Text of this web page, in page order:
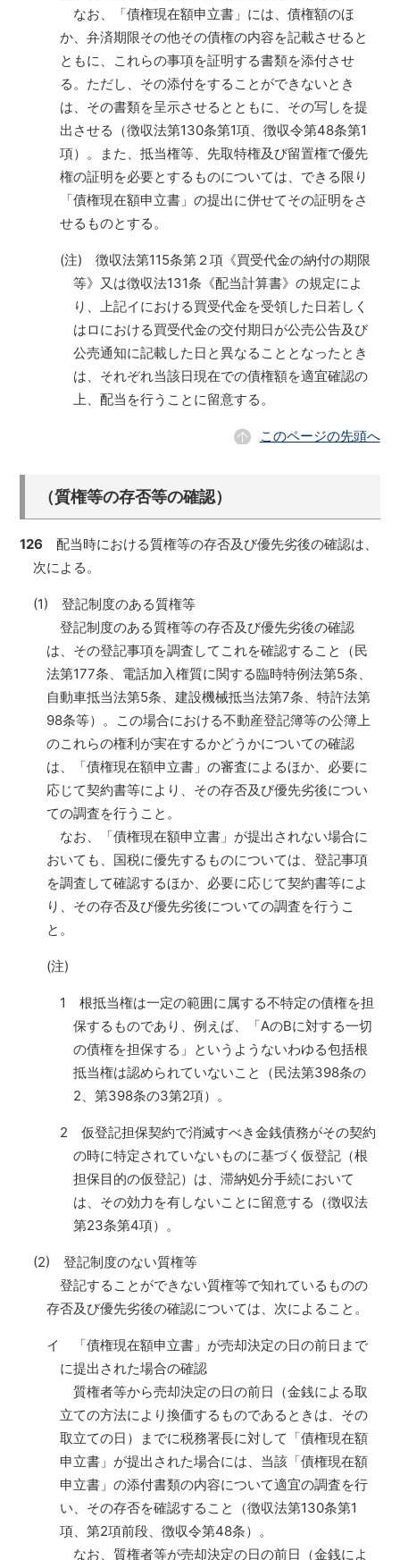
なお、「債権現在額申立書」には、債権額のほ
か、弁済期限その他その債権の内容を記載させると
ともに、これらの事項を証明する書類を添付させ
る。ただし、その添付をすることができないとき
は、その書類を呈示させるとともに、その写しを提
出させる（徴収法第130条第1項、徴収令第48条第1
項）。また、抵当権等、先取特権及び留置権で優先
権の証明を必要とするものについては、できる限り
「債権現在額申立書」の提出に併せてその証明をさ
せるものとする。
(注) 徴収法第115条第２項《買受代金の納付の期限
等》又は徴収法131条《配当計算書》の規定によ
り、上記イにおける買受代金を受領した日若しく
はロにおける買受代金の交付期日が公売公告及び
公売通知に記載した日と異なることとなったとき
は、それぞれ当該日現在での債権額を適宜確認の
上、配当を行うことに留意する。
このページの先頭へ
（質権等の存否等の確認）
126 配当時における質権等の存否及び優先劣後の確認は、
次による。
(1) 登記制度のある質権等
登記制度のある質権等の存否及び優先劣後の確認
は、その登記事項を調査してこれを確認すること（民
法第177条、電話加入権質に関する臨時特例法第5条、
自動車抵当法第5条、建設機械抵当法第7条、特許法第
98条等）。この場合における不動産登記簿等の公簿上
のこれらの権利が実在するかどうかについての確認
は、「債権現在額申立書」の審査によるほか、必要に
応じて契約書等により、その存否及び優先劣後につい
ての調査を行うこと。
なお、「債権現在額申立書」が提出されない場合に
おいても、国税に優先するものについては、登記事項
を調査して確認するほか、必要に応じて契約書等によ
り、その存否及び優先劣後についての調査を行うこ
と。
(注)
1 根抵当権は一定の範囲に属する不特定の債権を担
保するものであり、例えば、「AのBに対する一切
の債権を担保する」というようないわゆる包括根
抵当権は認められていないこと（民法第398条の
2、第398条の3第2項）。
2 仮登記担保契約で消滅すべき金銭債務がその契約
の時に特定されていないものに基づく仮登記（根
担保目的の仮登記）は、滞納処分手続において
は、その効力を有しないことに留意する（徴収法
第23条第4項）。
(2) 登記制度のない質権等
登記することができない質権等で知れているものの
存否及び優先劣後の確認については、次によること。
イ 「債権現在額申立書」が売却決定の日の前日まで
に提出された場合の確認
質権者等から売却決定の日の前日（金銭による取
立ての方法により換価するものであるときは、その
取立ての日）までに税務署長に対して「債権現在額
申立書」が提出された場合には、当該「債権現在額
申立書」の添付書類の内容について適宜の調査を行
い、その存否を確認すること（徴収法第130条第1
項、第2項前段、徴収令第48条）。
なお、質権者等が売却決定の日の前日（金銭によ